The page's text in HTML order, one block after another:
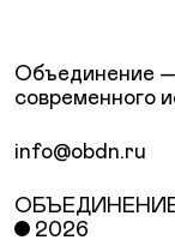
2026
Объединение —
современного
info@obdn.ru